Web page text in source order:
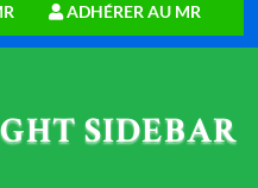
ADHÉRER AU MR
SIDEBAR